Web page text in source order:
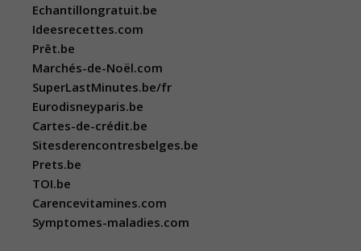
Echantillongratuit.be
Ideesrecettes.com
Prêt.be
Marchés-de-Noël.com
SuperLastMinutes.be/fr
Eurodisneyparis.be
Cartes-de-crédit.be
Sitesderencontresbelges.be
Prets.be
TOI.be
Carencevitamines.com
Symptomes-maladies.com